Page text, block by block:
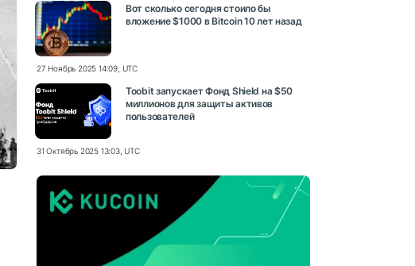
Вот сколько сегодня стоило бы
вложение $1000 в Bitcoin 10 лет назад
27 Ноябрь 2025 14:09, UTC
Toobit запускает Фонд Shield на $50
миллионов для защиты активов
пользователей
31 Октябрь 2025 13:03, UTC